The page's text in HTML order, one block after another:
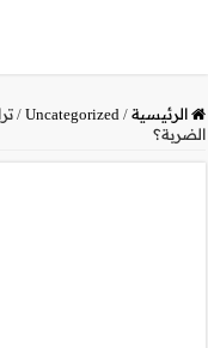
اليورانيوم قبل